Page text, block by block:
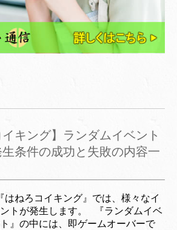
イキング】ランダムイベント
条件の成功と失敗の内容一
はねろコイキング』では、様々なイ
トが発生します。 『ランダムイベ
』の中には、即ゲームオーバーで